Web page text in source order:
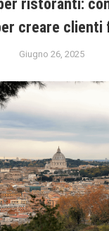
ristoranti:
creare clienti
Giugno 26, 2025